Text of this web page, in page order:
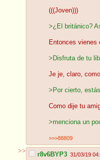
(((Joven)))
>¿El británico?
Entonces vienes
>Disfruta de tu
Je je, claro,
>Por cierto,
Como dije tu
>menciona un
>>>88809
>> r8v6BYP3 31/03/19